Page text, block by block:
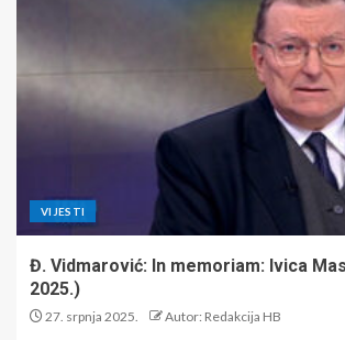
VIJESTI
Đ. Vidmarović: In memoriam: Ivica
2025.)
27. srpnja 2025. Autor: Redakcija HB